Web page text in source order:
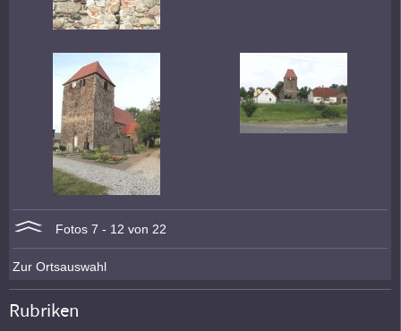
Fotos 7 - 12 von 22
Zur Ortsauswahl
Rubriken